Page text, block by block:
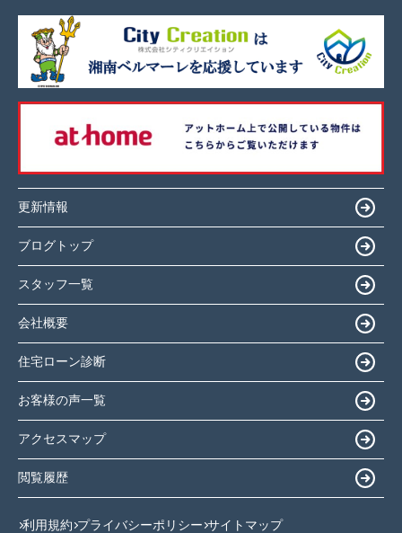
更新情報
ブログトップ
スタッフ一覧
会社概要
住宅ローン診断
お客様の声一覧
アクセスマップ
閲覧履歴
利用規約 プライバシーポリシー サイトマップ